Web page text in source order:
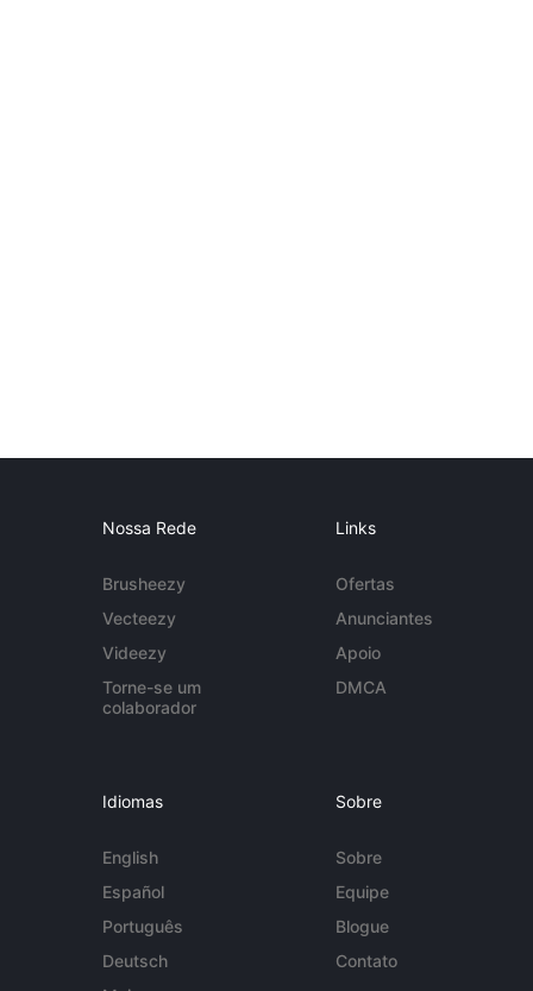
Nossa Rede
Brusheezy
Vecteezy
Videezy
Torne-se um
colaborador
Links
Ofertas
Anunciantes
Apoio
DMCA
Idiomas
English
Español
Português
Deutsch
Sobre
Sobre
Equipe
Blogue
Contato